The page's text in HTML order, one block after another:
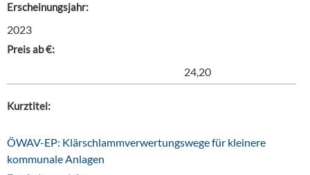
Erscheinungsjahr:
2023
Preis ab €:
24,20
Kurztitel:
ÖWAV-EP: Klärschlammverwertungswege für kleinere
kommunale Anlagen